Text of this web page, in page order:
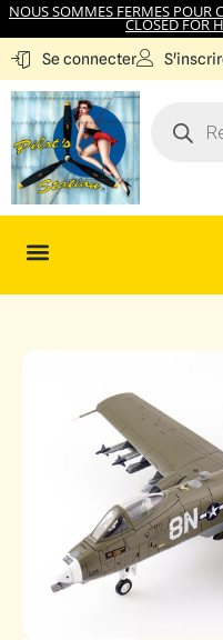
NOUS SOMMES FERMES POUR
CLOSED FOR
Se connecter